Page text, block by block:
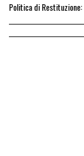
Politica di Restituzione: